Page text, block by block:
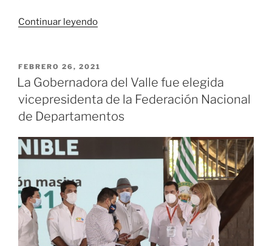
Continuar leyendo«Primera
femenina
en
de
varones
PUBLICADO
EL
FEBRERO 26, 2021
La Gobernadora del Valle fue elegida
vicepresidenta de la Federación Nacional
de Departamentos